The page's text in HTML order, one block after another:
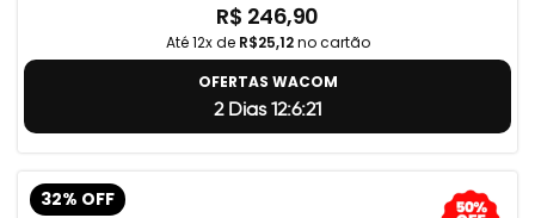
R$ 246,90
Até 12x de R$25,12no cartão
OFERTAS WACOM
2 Dias 12:6:20
32% OFF